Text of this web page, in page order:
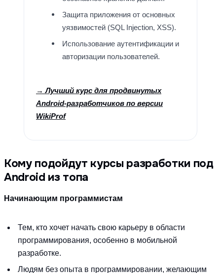
Защита приложения от основных
уязвимостей (SQL Injection, XSS).
Использование аутентификации и
авторизации пользователей.
→ Лучший курс для продвинутых
Android-разработчиков по версии
WikiProf
Кому подойдут курсы разработки под
Android из топа
Начинающим программистам
Тем, кто хочет начать свою карьеру в области
программирования, особенно в мобильной
разработке.
Людям без опыта в программировании, желающим